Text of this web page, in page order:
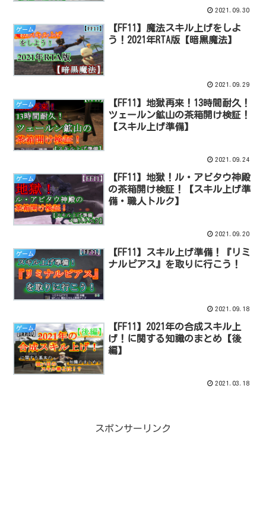
2021.09.30
ゲーム
【FF11】魔法スキル上げをしよ
う！2021年RTA版【暗黒魔法】
2021.09.29
ゲーム
【FF11】地獄再来！13時間耐久！
ツェールン鉱山の茶箱開け検証！
【スキル上げ準備】
2021.09.24
ゲーム
【FF11】地獄！ル・アビタウ神殿
の茶箱開け検証！【スキル上げ準
備・職人トルク】
2021.09.20
ゲーム
【FF11】スキル上げ準備！『リミ
ナルピアス』を取りに行こう！
2021.09.18
ゲーム
【FF11】2021年の合成スキル上
げ！に関する知識のまとめ【後
編】
2021.03.18
スポンサーリンク